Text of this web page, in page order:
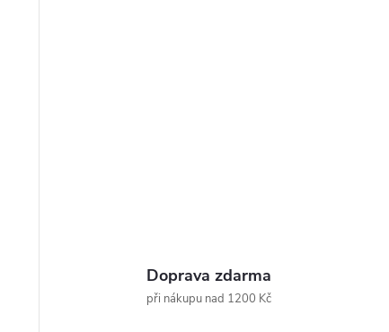
Doprava zdarma
při nákupu nad 1200 Kč